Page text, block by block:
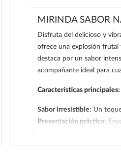
MIRINDA SABOR
Disfruta del delicioso y
ofrece una explosión frutal
destaca por un sabor
acompañante ideal para
Características principales:
Sabor irresistible: Un
Presentación práctica:
contigo, disfrutar en el
Sensación refrescante:La